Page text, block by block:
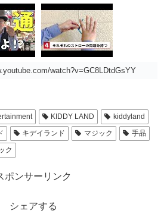
watch?v=GC8LDtdGsYY
KIDDY LAND
kiddyland
キデイランド マジック
手品
ク
ポンサーリンク
シェアする